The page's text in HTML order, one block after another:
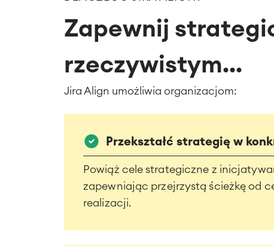
Zapewnij
rzeczywistym...
Jira Align umożliwia organizacjom:
Przekształć strategię w
Powiąż cele strategiczne z
zapewniając przejrzystą ścieżkę od
realizacji.